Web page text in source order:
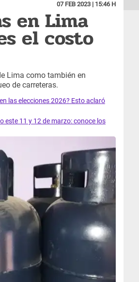
07 FEB 2023 | 15:46 H
en Lima
el costo
Lima como también en
de carreteras.
las elecciones 2026? Esto aclaró
este 11 y 12 de marzo: conoce los